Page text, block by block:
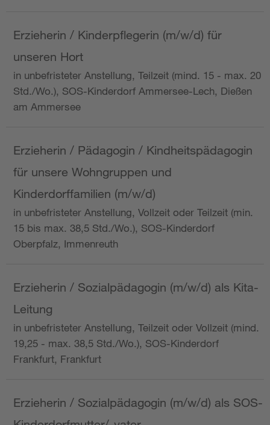
Erzieherin / Kinderpflegerin (m/w/d) für
unseren Hort
in unbefristeter Anstellung, Teilzeit (mind. 15 - max. 20
Std./Wo.), SOS-Kinderdorf Ammersee-Lech, Dießen
am Ammersee
Erzieherin / Pädagogin / Kindheitspädagogin
für unsere Wohngruppen und
Kinderdorffamilien (m/w/d)
in unbefristeter Anstellung, Vollzeit oder Teilzeit (min.
15 bis max. 38,5 Std./Wo.), SOS-Kinderdorf
Oberpfalz, Immenreuth
Erzieherin / Sozialpädagogin (m/w/d) als Kita-
Leitung
in unbefristeter Anstellung, Teilzeit oder Vollzeit (mind.
19,25 - max. 38,5 Std./Wo.), SOS-Kinderdorf
Frankfurt, Frankfurt
Erzieherin / Sozialpädagogin (m/w/d) als SOS-